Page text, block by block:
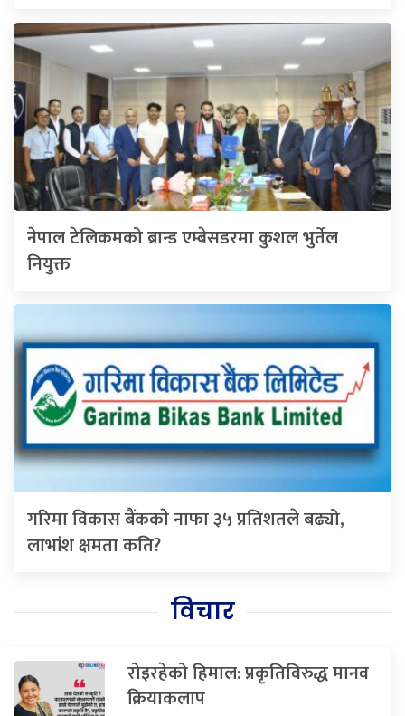
नेपाल टेलिकमको ब्रान्ड एम्बेसडरमा कुशल भुर्तेल
नियुक्त
गरिमा विकास बैंककाे नाफा ३५ प्रतिशतले बढ्यो,
लाभांश क्षमता कति?
विचार
रोइरहेको हिमाल: प्रकृतिविरुद्ध मानव
क्रियाकलाप